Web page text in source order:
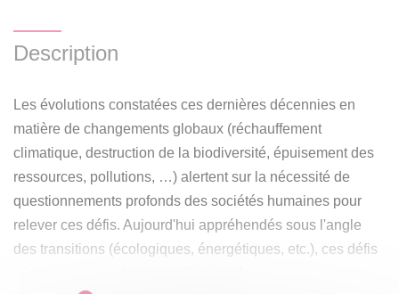
Description
Les évolutions constatées ces dernières décennies en
matière de changements globaux (réchauffement
climatique, destruction de la biodiversité, épuisement des
ressources, pollutions, …) alertent sur la nécessité de
questionnements profonds des sociétés humaines pour
relever ces défis. Aujourd'hui appréhendés sous l'angle
des transitions (écologiques, énergétiques, etc.), ces défis